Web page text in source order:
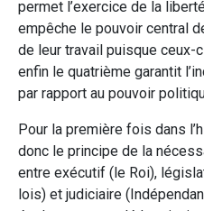
permet l’exercice de la
empêche le pouvoir central
de leur travail puisque
enfin le quatrième garantit
par rapport au pouvoir
Pour la première fois dans
donc le principe de la
entre exécutif (le Roi),
lois) et judiciaire